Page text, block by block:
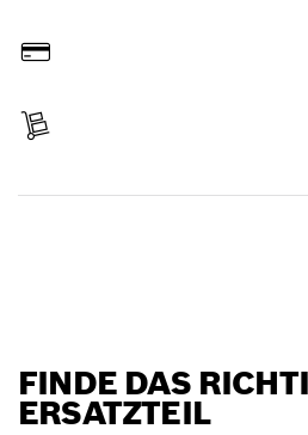
FINDE DAS
ERSATZTEIL